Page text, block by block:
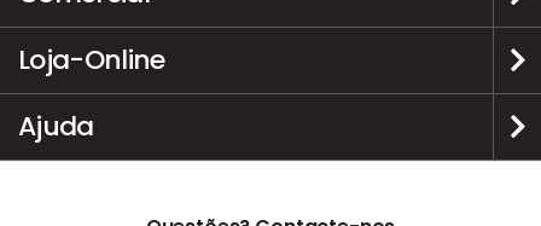
Loja-Online
Ajuda